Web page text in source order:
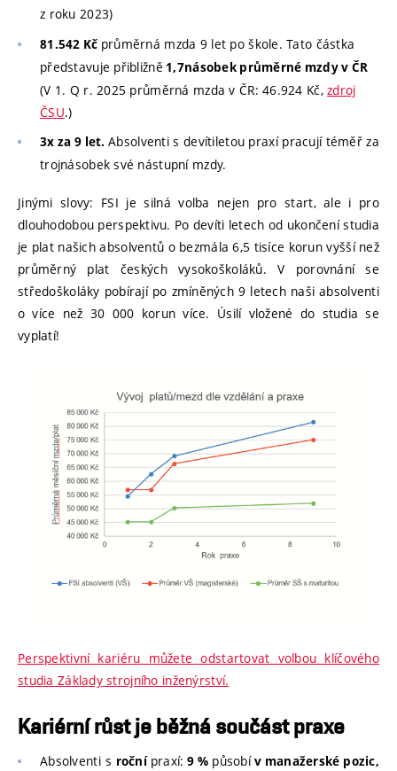
z roku 2023)
81.542 Kč průměrná mzda 9 let po škole. Tato částka
představuje přibližně 1,7násobek průměrné mzdy v ČR
(V 1. Q r. 2025 průměrná mzda v ČR: 46.924 Kč,zdroj
ČSU.)
3x za 9 let.Absolventi s devítiletou praxí pracují téměř za
trojnásobek své nástupní mzdy.
Jinými slovy: FSI je silná volba nejen pro start, ale i pro
dlouhodobou perspektivu. Po devíti letech od ukončení studia
je plat našich absolventů o bezmála 6,5 tisíce korun vyšší než
průměrný plat českých vysokoškoláků. V porovnání se
středoškoláky pobírají po zmíněných 9 letech naši absolventi
o více než 30 000 korun více. Úsilí vložené do studia se
vyplatí!
Perspektivní kariéru můžete odstartovat volbou klíčového
studia Základy strojního inženýrství.
Kariérní růst je běžná součást praxe
Absolventi s roční praxí: 9 % působív manažerské pozic,